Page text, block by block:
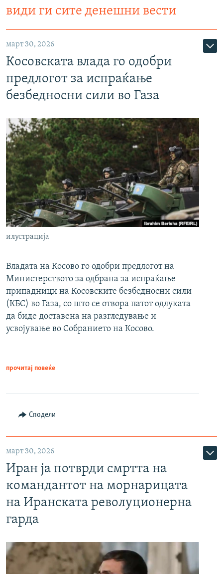
види ги сите денешни вести
март 30, 2026
Косовската влада го одобри
предлогот за испраќање
безбедносни сили во Газа
илустрација
Владата на Косово го одобри предлогот на
Министерството за одбрана за испраќање
припадници на Косовските безбедносни сили
(КБС) во Газа, со што се отвора патот одлуката
да биде доставена на разгледување и
усвојување во Собранието на Косово.
прочитај повеќе
Сподели
март 30, 2026
Иран ја потврди смртта на
командантот на морнарицата
на Иранската револуционерна
гарда